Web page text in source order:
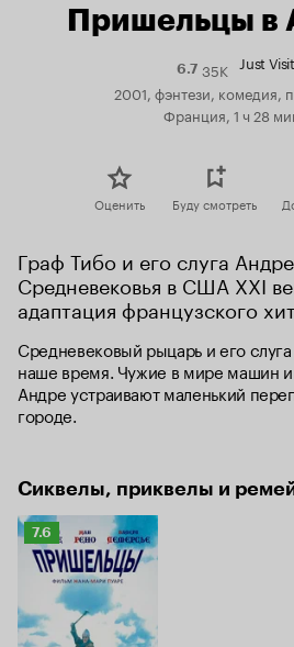
Пришельцы в
6.7Рейтинг
35K Just
2001, фэнтези, комедия,
Франция, 1 ч 28
Оценить Буду смотреть
Граф Тибо и его слуга
Средневековья в США XXI
адаптация французского
Средневековый рыцарь и его
наше время. Чужие в мире машин
Андре устраивают маленький
городе.
Сиквелы, приквелы и
Рейтинг
Кинопоиска
7.6
7.6